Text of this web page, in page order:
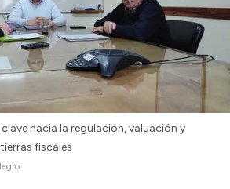
hacia la regulación, valuación y
fiscales